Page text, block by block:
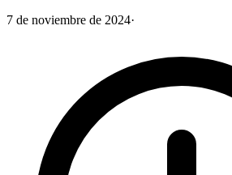
7 de noviembre de 2024·